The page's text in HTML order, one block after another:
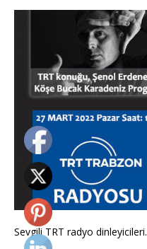
Sevgili TRT radyo dinleyicileri.